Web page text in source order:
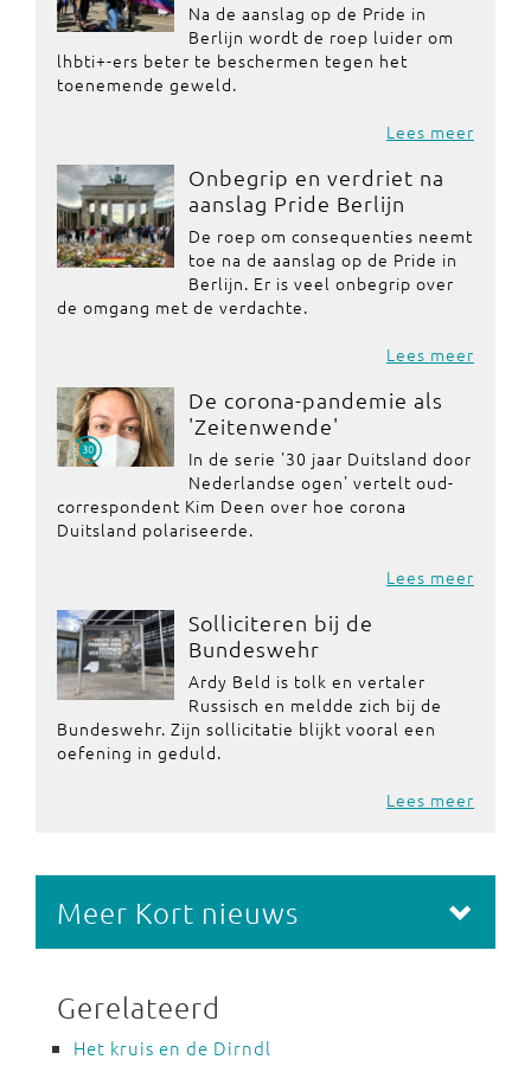
Na de aanslag op de Pride in
Berlijn wordt de roep luider om
lhbti+-ers beter te beschermen tegen het
toenemende geweld.
Lees meer
Onbegrip en verdriet na
aanslag Pride Berlijn
De roep om consequenties neemt
toe na de aanslag op de Pride in
Berlijn. Er is veel onbegrip over
de omgang met de verdachte.
Lees meer
De corona-pandemie als
'Zeitenwende'
In de serie '30 jaar Duitsland door
Nederlandse ogen' vertelt oud-
correspondent Kim Deen over hoe corona
Duitsland polariseerde.
Lees meer
Solliciteren bij de
Bundeswehr
Ardy Beld is tolk en vertaler
Russisch en meldde zich bij de
Bundeswehr. Zijn sollicitatie blijkt vooral een
oefening in geduld.
Lees meer
Meer Kort nieuws
Gerelateerd
Het kruis en de Dirndl